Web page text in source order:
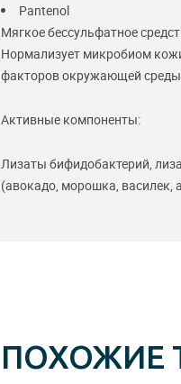
Pantenol
Мягкое бессульфатное
Нормализует микробиом
факторов окружающей
Активные компоненты:
Лизаты бифидобактерий,
(авокадо, морошка, василек,
ПОХОЖИЕ